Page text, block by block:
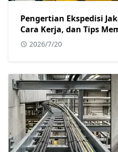
Pengertian Ekspedisi
Cara Kerja, dan Tips
2026/7/20